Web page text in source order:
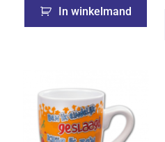
In winkelmand